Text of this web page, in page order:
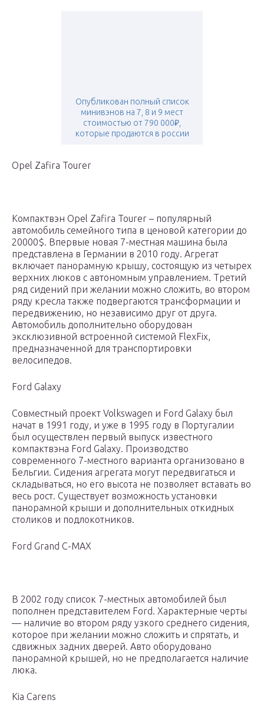
Опубликован полный список
минивэнов на 7, 8 и 9 мест
стоимостью от 790 000₽,
которые продаются в россии
Opel Zafira Tourer
Компактвэн Opel Zafira Tourer – популярный
автомобиль семейного типа в ценовой категории до
20000$. Впервые новая 7-местная машина была
представлена в Германии в 2010 году. Агрегат
включает панорамную крышу, состоящую из четырех
верхних люков с автономным управлением. Третий
ряд сидений при желании можно сложить, во втором
ряду кресла также подвергаются трансформации и
передвижению, но независимо друг от друга.
Автомобиль дополнительно оборудован
эксклюзивной встроенной системой FlexFix,
предназначенной для транспортировки
велосипедов.
Ford Galaxy
Совместный проект Volkswagen и Ford Galaxy был
начат в 1991 году, и уже в 1995 году в Португалии
был осуществлен первый выпуск известного
компактвэна Ford Galaxy. Производство
современного 7-местного варианта организовано в
Бельгии. Сидения агрегата могут передвигаться и
складываться, но его высота не позволяет вставать во
весь рост. Существует возможность установки
панорамной крыши и дополнительных откидных
столиков и подлокотников.
Ford Grand C-MAX
В 2002 году список 7-местных автомобилей был
пополнен представителем Ford. Характерные черты
— наличие во втором ряду узкого среднего сидения,
которое при желании можно сложить и спрятать, и
сдвижных задних дверей. Авто оборудовано
панорамной крышей, но не предполагается наличие
люка.
Kia Carens